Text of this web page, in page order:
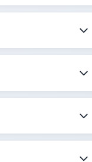
birlikte
en uygun saati